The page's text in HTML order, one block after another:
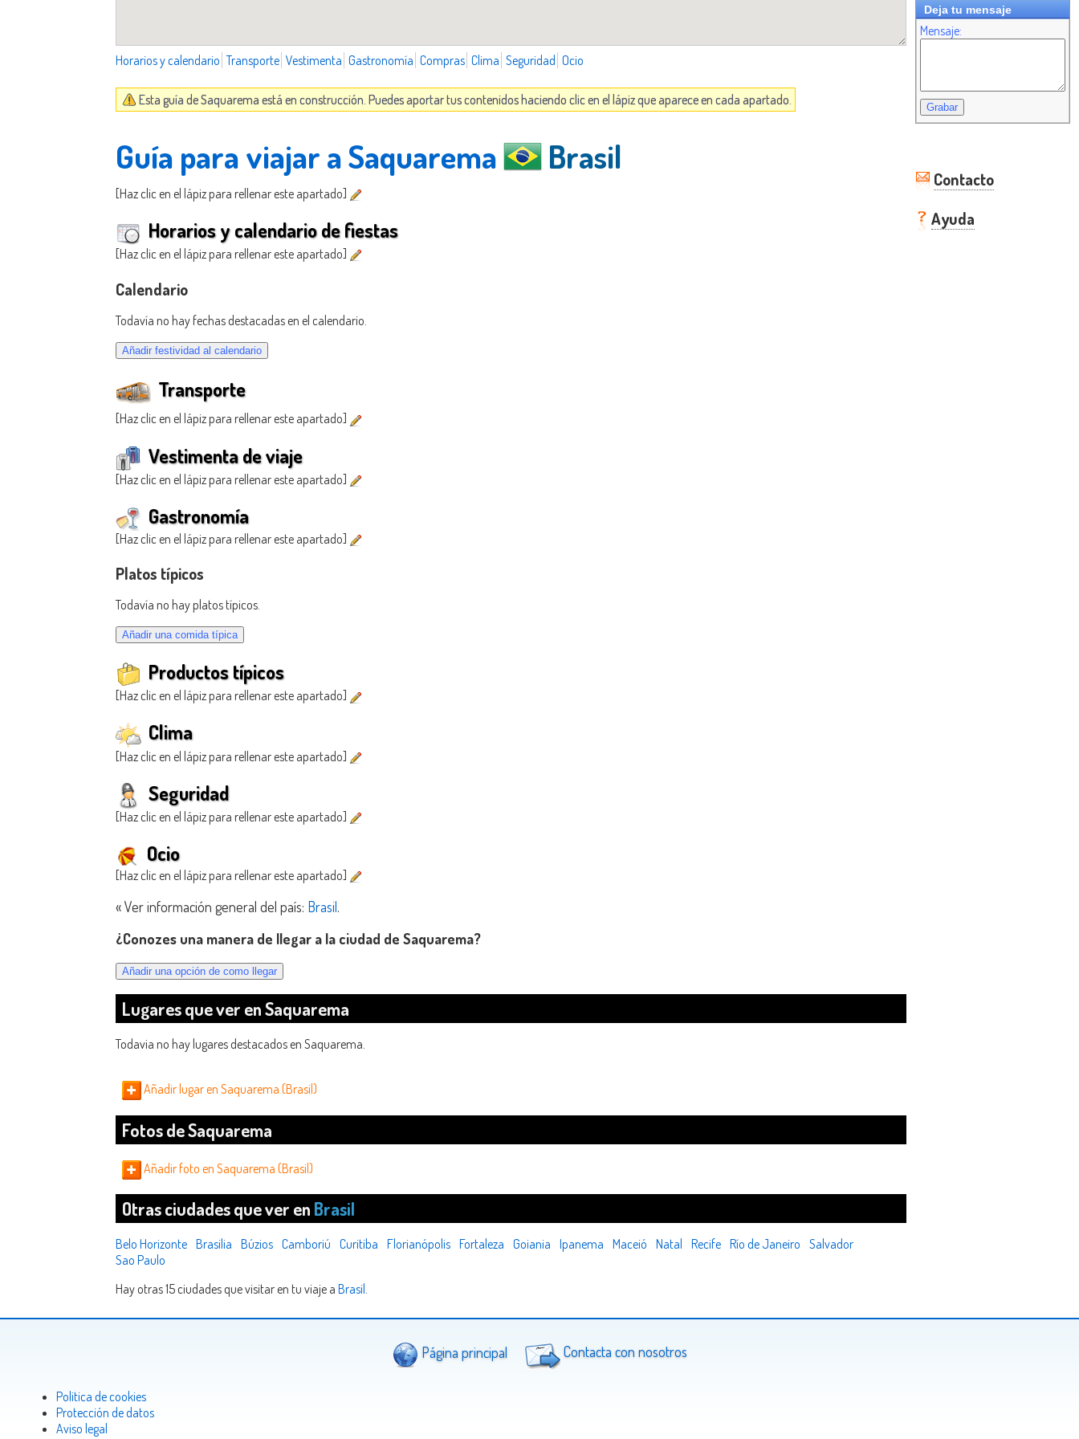
Horarios y calendario Transporte Vestimenta Gastronomía Compras Clima Seguridad Ocio
Esta guía de Saquarema está en construcción. Puedes aportar tus contenidos haciendo clic en el lápiz que aparece en cada apartado.
Guía para viajar a Saquarema Brasil
[Haz clic en el lápiz para rellenar este apartado]
Horarios y calendario de fiestas
[Haz clic en el lápiz para rellenar este apartado]
Calendario
Todavía no hay fechas destacadas en el calendario.
Transporte
[Haz clic en el lápiz para rellenar este apartado]
Vestimenta de viaje
[Haz clic en el lápiz para rellenar este apartado]
Gastronomía
[Haz clic en el lápiz para rellenar este apartado]
Platos típicos
Todavía no hay platos típicos.
Productos típicos
[Haz clic en el lápiz para rellenar este apartado]
Clima
[Haz clic en el lápiz para rellenar este apartado]
Seguridad
[Haz clic en el lápiz para rellenar este apartado]
Ocio
[Haz clic en el lápiz para rellenar este apartado]
« Ver información general del país: Brasil.
¿Conozes una manera de llegar a la ciudad de Saquarema?
Lugares que ver en Saquarema
Todavia no hay lugares destacados en Saquarema.
Añadir lugar en Saquarema (Brasil)
Fotos de Saquarema
Añadir foto en Saquarema (Brasil)
Otras ciudades que ver en Brasil
Belo Horizonte Brasilia Búzios Camboriú Curitiba Florianópolis Fortaleza Goiania Ipanema Maceió Natal Recife Río de Janeiro Salvador
Sao Paulo
Hay otras 15 ciudades que visitar en tu viaje a Brasil.
Deja tu mensaje
Mensaje:
Contacto
Ayuda
Página principal Contacta con nosotros
Politica de cookies
Protección de datos
Aviso legal